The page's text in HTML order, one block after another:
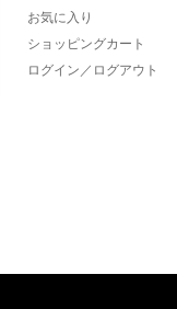
お気に入り
ショッピングカート
ログイン／ログアウト